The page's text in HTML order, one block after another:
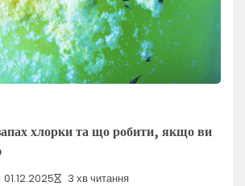
хлорки та що робити, якщо ви
01.12.2025 3 хв читання